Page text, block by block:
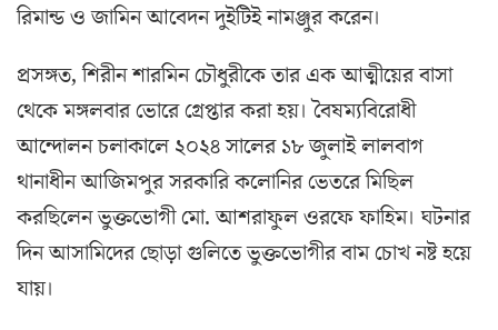
রিমান্ড ও জামিন আবেদন দুইটিই নামঞ্জুর করেন।
প্রসঙ্গত, শিরীন শারমিন চৌধুরীকে তার এক আত্মীয়ের বাসা
থেকে মঙ্গলবার ভোরে গ্রেপ্তার করা হয়। বৈষম্যবিরোধী
আন্দোলন চলাকালে ২০২৪ সালের ১৮ জুলাই লালবাগ
থানাধীন আজিমপুর সরকারি কলোনির ভেতরে মিছিল
করছিলেন ভুক্তভোগী মো. আশরাফুল ওরফে ফাহিম। ঘটনার
দিন আসামিদের ছোড়া গুলিতে ভুক্তভোগীর বাম চোখ নষ্ট হয়ে
যায়।